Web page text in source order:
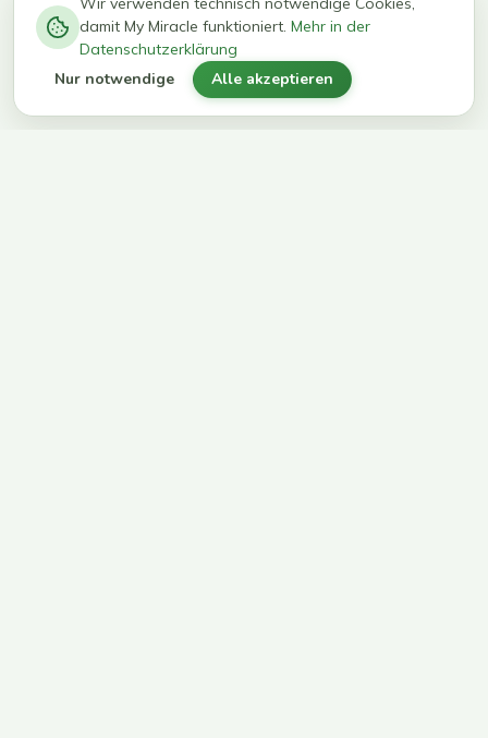
kg in 12
Wochen
erreichen
ihr Ziel
damit My Miracle funktioniert. Mehr in der
Datenschutzerklärung
Nur notwendige Alle akzeptieren